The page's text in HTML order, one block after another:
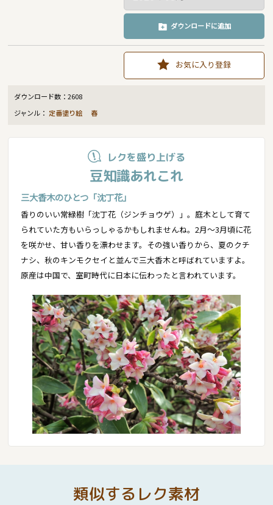
ダウンロードに追加
お気に入り登録
ダウンロード数：2608
ジャンル： 定番塗り絵 春
レクを盛り上げる
豆知識あれこれ
三大香木のひとつ「沈丁花」
香りのいい常緑樹「沈丁花（ジンチョウゲ）」。庭木として育て
られていた方もいらっしゃるかもしれませんね。2月～3月頃に花
を咲かせ、甘い香りを漂わせます。その強い香りから、夏のクチ
ナシ、秋のキンモクセイと並んで三大香木と呼ばれていますよ。
原産は中国で、室町時代に日本に伝わったと言われています。
類似するレク素材